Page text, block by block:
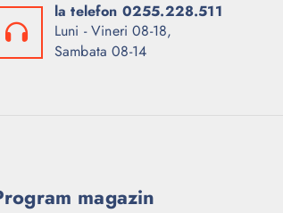
la telefon 0255.228.511
Luni - Vineri 08-18,
Sambata 08-14
magazin